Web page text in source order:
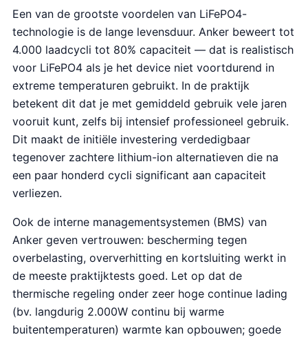
Een van de grootste voordelen van LiFePO4-
technologie is de lange levensduur. Anker beweert tot
4.000 laadcycli tot 80% capaciteit — dat is realistisch
voor LiFePO4 als je het device niet voortdurend in
extreme temperaturen gebruikt. In de praktijk
betekent dit dat je met gemiddeld gebruik vele jaren
vooruit kunt, zelfs bij intensief professioneel gebruik.
Dit maakt de initiële investering verdedigbaar
tegenover zachtere lithium-ion alternatieven die na
een paar honderd cycli significant aan capaciteit
verliezen.
Ook de interne managementsystemen (BMS) van
Anker geven vertrouwen: bescherming tegen
overbelasting, oververhitting en kortsluiting werkt in
de meeste praktijktests goed. Let op dat de
thermische regeling onder zeer hoge continue lading
(bv. langdurig 2.000W continu bij warme
buitentemperaturen) warmte kan opbouwen; goede